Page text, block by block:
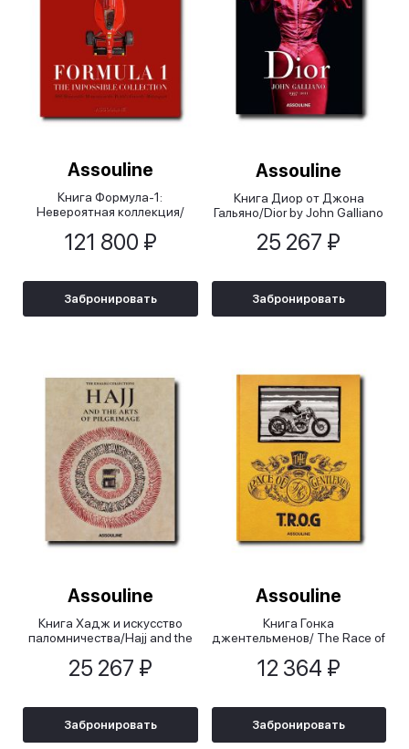
Assouline
Книга Формула-1:
Невероятная коллекция/
Collection
121 800 ₽
Забронировать
Assouline
Книга Диор от Джона
Гальяно/Dior by John Galliano
25 267 ₽
Забронировать
Assouline
Книга Хадж и искусство
паломничества/Hajj and the
25 267 ₽
Забронировать
Assouline
Книга Гонка
джентельменов/ The Race of
12 364 ₽
Забронировать